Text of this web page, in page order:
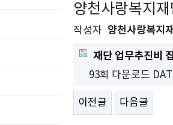
양천사랑복지
작성자 양천사랑복지
재단 업무추진비
93회 다운로드
이전글 다음글